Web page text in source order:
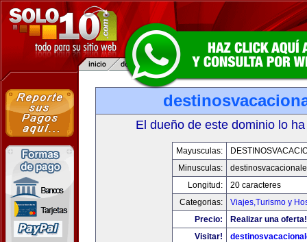
El dueño de este dominio lo
Mayusculas:
Minusculas:
Longitud:
20 caracteres
Categorias:
Viajes,Turismo y
Precio:
Realizar una oferta!
Visitar!